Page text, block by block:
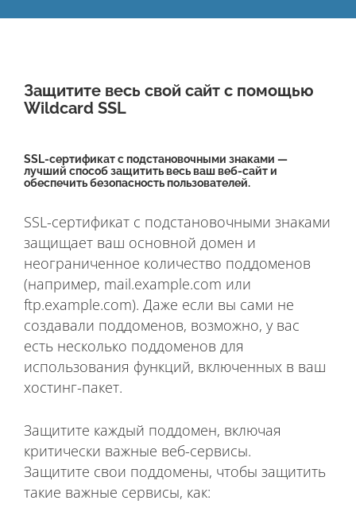
Защитите весь свой сайт с помощью
Wildcard SSL
SSL-сертификат с подстановочными знаками —
лучший способ защитить весь ваш веб-сайт и
обеспечить безопасность пользователей.
SSL-сертификат с подстановочными знаками
защищает ваш основной домен и
неограниченное количество поддоменов
(например, mail.example.com или
ftp.example.com). Даже если вы сами не
создавали поддоменов, возможно, у вас
есть несколько поддоменов для
использования функций, включенных в ваш
хостинг-пакет.
Защитите каждый поддомен, включая
критически важные веб-сервисы.
Защитите свои поддомены, чтобы защитить
такие важные сервисы, как: